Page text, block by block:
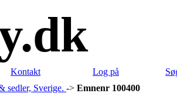
Kontakt Log på
sedler, Sverige. -> Emnenr 100400